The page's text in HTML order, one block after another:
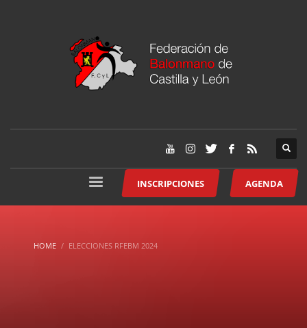
INSCRIPCIONES AGENDA
HOME ELECCIONES RFEBM 2024